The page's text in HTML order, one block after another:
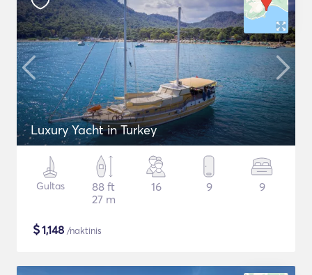
Luxury Yacht in Turkey
Gultas
88 ft
27 m
16 9 9
$1,148 /naktinis